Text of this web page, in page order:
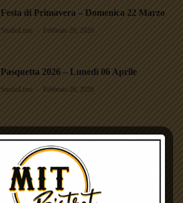
Festa di Primavera – Domenica 22 Marzo
StudioLime Febbraio 26, 2026
Pasquetta 2026 – Lunedì 06 Aprile
StudioLime Febbraio 26, 2026